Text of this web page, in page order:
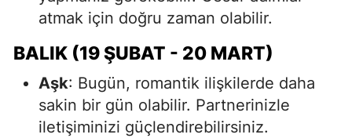
atmak için doğru zaman olabilir.
BALIK (19 ŞUBAT - 20 MART)
Aşk: Bugün, romantik ilişkilerde daha
sakin bir gün olabilir. Partnerinizle
iletişiminizi güçlendirebilirsiniz.